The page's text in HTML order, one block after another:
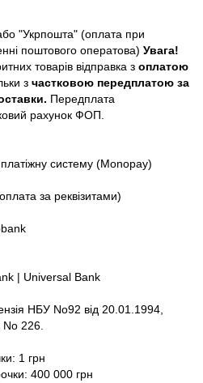
"Укрпошта" (оплата при
поштового оператова) Увага!
товарів відправка з оплатою
з частковою передплатою за
Передплата
рахунок ФОП.
систему (Monopay)
за реквізитами)
| Universal Bank
НБУ No92 від 20.01.1994,
No 226.
1 грн
400 000 грн